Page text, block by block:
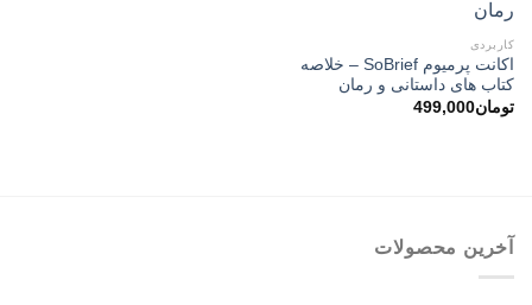
کاربردی
اکانت پرمیوم SoBrief – خلاصه
کتاب های داستانی و رمان
تومان499,000
آخرین محصولات